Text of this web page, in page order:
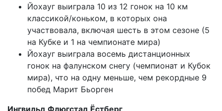
Йохауг выиграла 10 из 12 гонок на 10 км
классикой/коньком, в которых она
участвовала, включая шесть в этом сезоне (5
на Кубке и 1 на чемпионате мира)
Йохауг выиграла восемь дистанционных
гонок на фалунском снегу (чемпионат и Кубок
мира), что на одну меньше, чем рекордные 9
побед Марит Бьорген
Ингвильд Флюгстад Ёстберг